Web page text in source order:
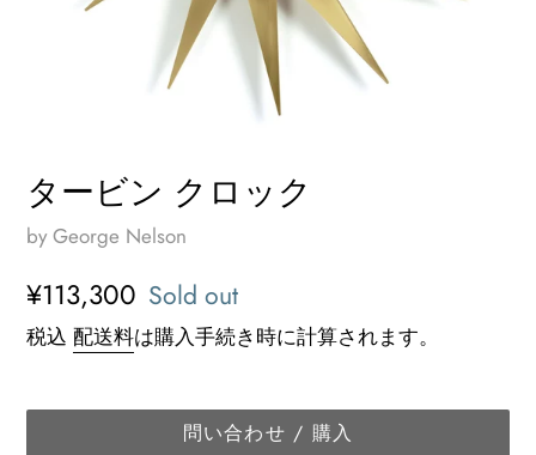
タービン クロック
by George Nelson
通
常
格
¥113,300 Sold out
税込 配送料は購入手続き時に計算されます。
問い合わせ / 購入